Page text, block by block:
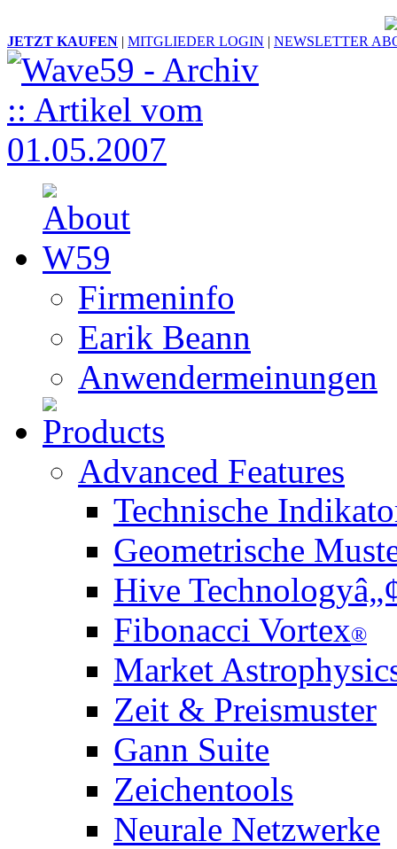
JETZT KAUFEN | MITGLIEDER LOGIN | NEWSLETTER
Firmeninfo
Earik Beann
Anwendermeinungen
Advanced Features
Technische
Geometrische
Hive
Fibonacci Vortex®
Market
Zeit & Preismuster
Gann Suite
Zeichentools
Neurale Netzwerke